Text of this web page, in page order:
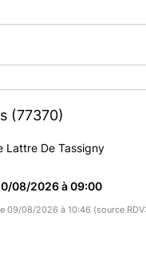
vous (même les
DOSSIER
(si vous possédez
(77370)
Lattre De Tassigny
08/2026 à 09:00
09/08/2026 à 10:46 (source